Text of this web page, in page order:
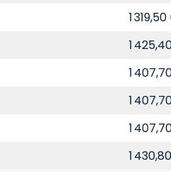
1
1
1
1
1
1